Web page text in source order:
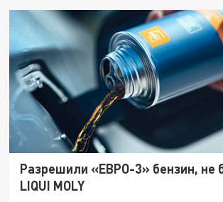
Разрешили «ЕВРО-3» бензин, не
LIQUI MOLY